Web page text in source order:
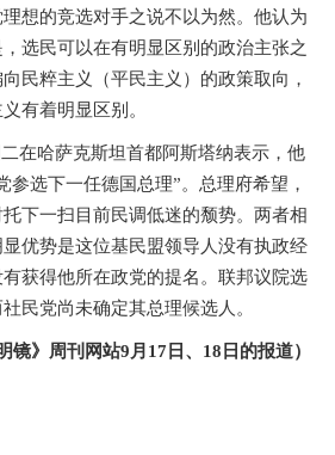
想的竞选对手之说不以为然。他认为
选民可以在有明显区别的政治主张之
民粹主义（平民主义）的政策取向，
有着明显区别。
在哈萨克斯坦首都阿斯塔纳表示，他
参选下一任德国总理”。总理府希望，
下一扫目前民调低迷的颓势。两者相
优势是这位基民盟领导人没有执政经
获得他所在政党的提名。联邦议院选
民党尚未确定其总理候选人。
镜》周刊网站9 月 17 日、 18 日的报道）